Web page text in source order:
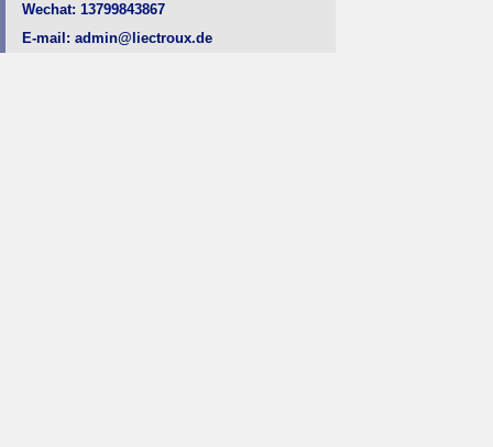
Wechat: 13799843867
E-mail: admin@liectroux.de